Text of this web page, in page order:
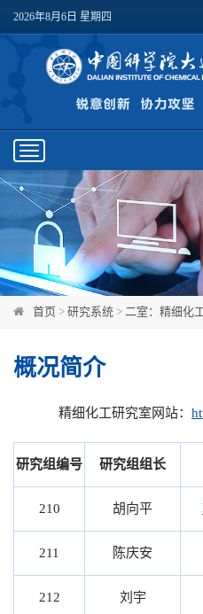
2026年8月6日 星期四
Toggle
navigation
首页 > 研究系统 > 二室：精细化
概况简介
精细化工研究室网站：
研究组编号 研究组组长
210 胡向平
211 陈庆安
212 刘宇